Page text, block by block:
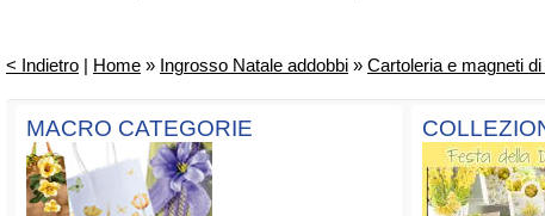
< Indietro | Home » Ingrosso Natale addobbi » Cartoleria e magneti
MACRO CATEGORIE